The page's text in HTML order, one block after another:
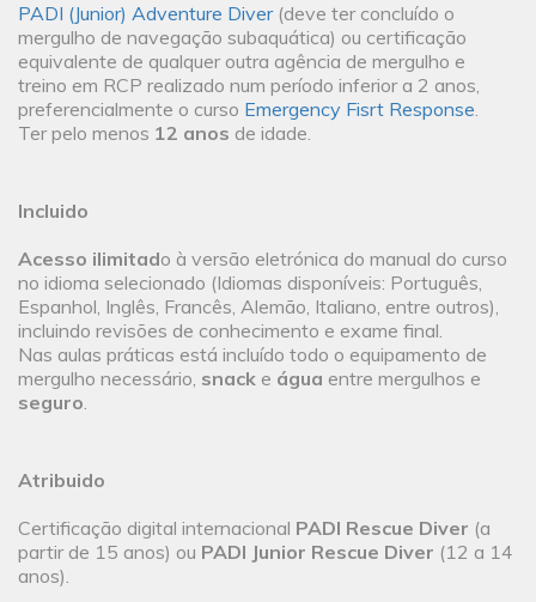
PADI (Junior) Adventure Diver(deve ter concluído o
mergulho de navegação subaquática) ou certificação
equivalente de qualquer outra agência de mergulho e
treino em RCP realizado num período inferior a 2 anos,
preferencialmente o curso Emergency Fisrt Response.
Ter pelo menos 12 anos de idade.
Incluido
Acesso ilimitado à versão eletrónica do manual do curso
no idioma selecionado (Idiomas disponíveis: Português,
Espanhol, Inglês, Francês, Alemão, Italiano, entre outros),
incluindo revisões de conhecimento e exame final.
Nas aulas práticas está incluído todo o equipamento de
mergulho necessário, snack e água entre mergulhos e
seguro.
Atribuido
Certificação digital internacional PADI Rescue Diver (a
partir de 15 anos) ou PADI Junior Rescue Diver (12 a 14
anos).